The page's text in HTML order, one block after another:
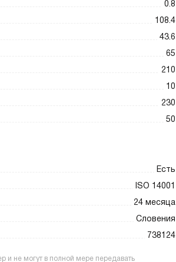
0.8
108.4
43.6
65
210
10
230
50
Есть
ISO 14001
24 месяца
Словения
738124
и не могут в полной мере передавать